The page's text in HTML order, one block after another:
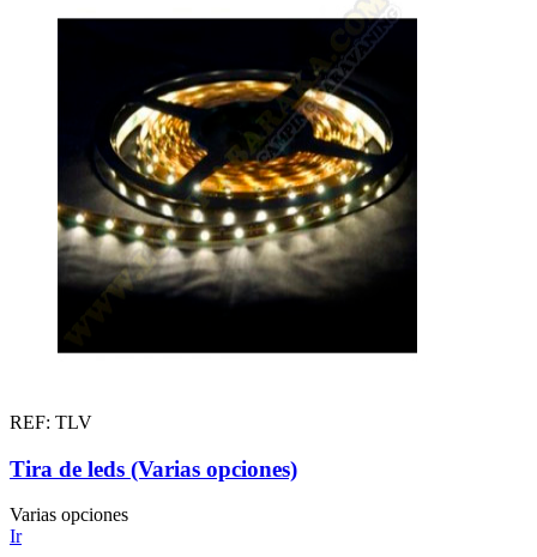
REF: TLV
Tira de leds (Varias opciones)
Varias opciones
Ir